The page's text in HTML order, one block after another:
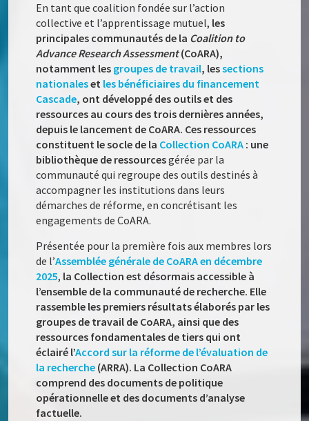
En tant que coalition fondée sur l’action
collective et l’apprentissage mutuel, les
principales communautés de la Coalition to
Advance Research Assessment(CoARA),
notamment les groupes de travail, lessections
nationaleset les bénéficiaires du financement
Cascade, ont développé des outils et des
ressources au cours des trois dernières années,
depuis le lancement de CoARA. Ces ressources
constituent le socle de la Collection CoARA : une
bibliothèque de ressourcesgérée par la
communauté qui regroupe des outils destinés à
accompagner les institutions dans leurs
démarches de réforme, en concrétisant les
engagements de CoARA.
Présentée pour la première fois aux membres lors
de l’Assemblée générale de CoARA en décembre
2025, la Collection est désormais accessible à
l’ensemble de la communauté de recherche. Elle
rassemble les premiers résultats élaborés par les
groupes de travail de CoARA, ainsi que des
ressources fondamentales de tiers qui ont
éclairé l’Accord sur la réforme de l’évaluation de
la recherche (ARRA). La Collection CoARA
comprend des documents de politique
opérationnelle et des documents d’analyse
factuelle.